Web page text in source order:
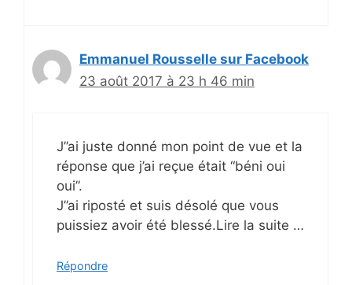
Emmanuel Rousselle sur Facebook
23 août 2017 à 23 h 46 min
J”ai juste donné mon point de vue et la
réponse que j’ai reçue était “béni oui
oui”.
J”ai riposté et suis désolé que vous
puissiez avoir été blessé.Lire la suite …
Répondre